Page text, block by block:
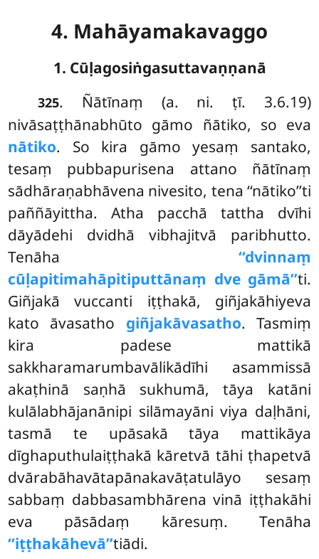
4. Mahāyamakavaggo
1. Cūḷagosiṅgasuttavaṇṇanā
325. Ñātīnaṃ (a. ni. ṭī. 3.6.19)
nivāsaṭṭhānabhūto gāmo ñātiko, so eva
nātiko. So kira gāmo yesaṃ santako,
tesaṃ pubbapurisena attano ñātīnaṃ
sādhāraṇabhāvena nivesito, tena ‘‘nātiko’’ti
paññāyittha. Atha pacchā tattha dvīhi
dāyādehi dvidhā vibhajitvā paribhutto.
Tenāha ‘‘dvinnaṃ
cūḷapitimahāpitiputtānaṃ dve gāmā’’ti.
Giñjakā vuccanti iṭṭhakā, giñjakāhiyeva
kato āvasatho giñjakāvasatho. Tasmiṃ
kira padese mattikā
sakkharamarumbavālikādīhi asammissā
akaṭhinā saṇhā sukhumā, tāya katāni
kulālabhājanānipi silāmayāni viya daḷhāni,
tasmā te upāsakā tāya mattikāya
dīghaputhulaiṭṭhakā kāretvā tāhi ṭhapetvā
dvārabāhavātapānakavāṭatulāyo sesaṃ
sabbaṃ dabbasambhārena vinā iṭṭhakāhi
eva pāsādaṃ kāresuṃ. Tenāha
‘‘iṭṭhakāhevā’’tiādi.